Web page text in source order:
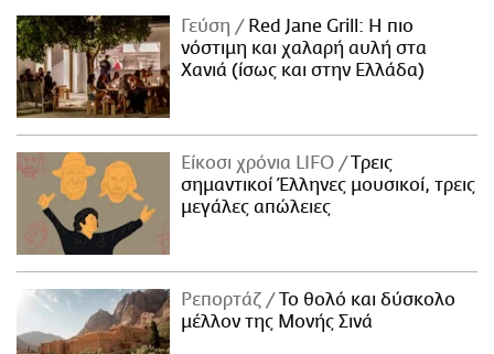
Γεύση
Red Jane Grill: Η πιο
νόστιμη και χαλαρή αυλή στα
Χανιά (ίσως και στην Ελλάδα)
Είκοσι χρόνια LIFO
Tρεις
σημαντικοί Έλληνες μουσικοί, τρεις
μεγάλες απώλειες
Ρεπορτάζ
Το θολό και δύσκολο
μέλλον της Μονής Σινά